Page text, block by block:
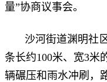
量”协商议事会。
沙河街道渊明社
条长约100米、宽3米
辆碾压和雨水冲刷，